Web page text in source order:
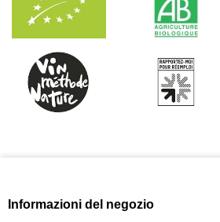
Informazioni del negozio